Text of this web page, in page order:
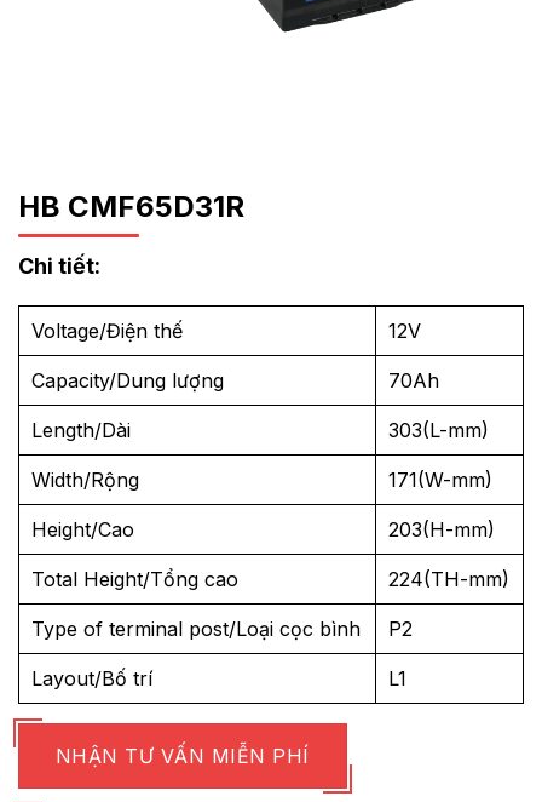
HB CMF65D31R
Chi tiết:
Voltage/Điện thế 12V
Capacity/Dung lượng 70Ah
Length/Dài 303(L-mm)
Width/Rộng 171(W-mm)
Height/Cao 203(H-mm)
Total Height/Tổng cao 224(TH-mm)
Type of terminal post/Loại cọc bình P2
Layout/Bố trí L1
NHẬN TƯ VẤN MIỄN PHÍ